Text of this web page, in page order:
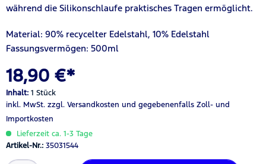
während die Silikonschlaufe praktisches Tragen ermöglicht.
Material: 90% recycelter Edelstahl, 10% Edelstahl
Fassungsvermögen: 500ml
18,90 €*
Inhalt: 1 Stück
inkl. MwSt. zzgl. Versandkosten und gegebenenfalls Zoll- und
Importkosten
Lieferzeit ca. 1-3 Tage
Artikel-Nr.: 35031544